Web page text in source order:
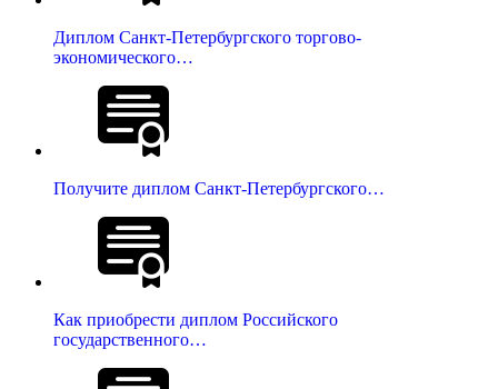
Диплом Санкт-Петербургского торгово-
экономического…
Получите диплом Санкт-Петербургского…
Как приобрести диплом Российского
государственного…